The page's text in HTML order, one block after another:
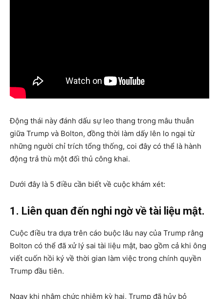
Động thái này đánh dấu sự leo thang trong mâu thuẫn
giữa Trump và Bolton, đồng thời làm dấy lên lo ngại từ
những người chỉ trích tổng thống, coi đây có thể là hành
động trả thù một đối thủ công khai.
Dưới đây là 5 điều cần biết về cuộc khám xét:
1. Liên quan đến nghi ngờ về tài liệu mật.
Cuộc điều tra dựa trên cáo buộc lâu nay của Trump rằng
Bolton có thể đã xử lý sai tài liệu mật, bao gồm cả khi ông
viết cuốn hồi ký về thời gian làm việc trong chính quyền
Trump đầu tiên.
Ngay khi nhậm chức nhiệm kỳ hai, Trump đã hủy bỏ